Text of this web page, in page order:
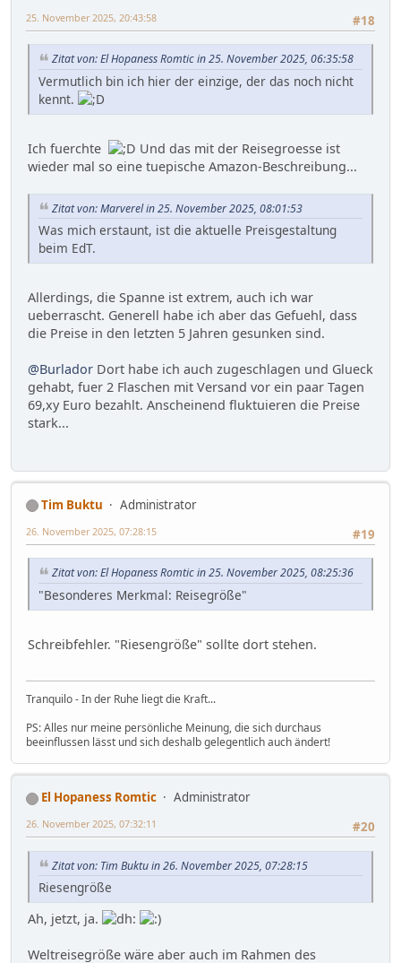
#18
25. November 2025, 20:43:58
Zitat von: El Hopaness Romtic in 25. November 2025, 06:35:58
Vermutlich bin ich hier der einzige, der das noch nicht
kennt.
Ich fuerchte
Und das mit der Reisegroesse ist
wieder mal so eine tuepische Amazon-Beschreibung...
Zitat von: Marverel in 25. November 2025, 08:01:53
Was mich erstaunt, ist die aktuelle Preisgestaltung
beim EdT.
Allerdings, die Spanne ist extrem, auch ich war
ueberrascht. Generell habe ich aber das Gefuehl, dass
die Preise in den letzten 5 Jahren gesunken sind.
@Burlador Dort habe ich auch zugeschlagen und Glueck
gehabt, fuer 2 Flaschen mit Versand vor ein paar Tagen
69,xy Euro bezahlt. Anscheinend fluktuieren die Preise
stark...
Tim Buktu
Administrator
#19
26. November 2025, 07:28:15
Zitat von: El Hopaness Romtic in 25. November 2025, 08:25:36
"Besonderes Merkmal: Reisegröße"
Schreibfehler. "Riesengröße" sollte dort stehen.
Tranquilo - In der Ruhe liegt die Kraft...
PS: Alles nur meine persönliche Meinung, die sich durchaus
beeinflussen lässt und sich deshalb gelegentlich auch ändert!
El Hopaness Romtic
Administrator
#20
26. November 2025, 07:32:11
Zitat von: Tim Buktu in 26. November 2025, 07:28:15
Riesengröße
Ah, jetzt, ja.
Weltreisegröße wäre aber auch im Rahmen des